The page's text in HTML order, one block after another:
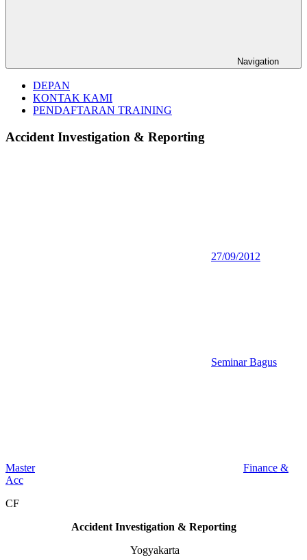
Navigation
DEPAN
KONTAK KAMI
PENDAFTARAN TRAINING
Accident Investigation & Reporting
27/09/2012
Seminar Bagus
Master
Finance &
Acc
CF
Accident Investigation & Reporting
Yogyakarta